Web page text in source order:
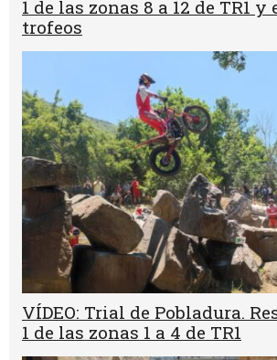
1 de las zonas 8 a 12 de TR1 y
trofeos
VÍDEO: Trial de Pobladura.
1 de las zonas 1 a 4 de TR1